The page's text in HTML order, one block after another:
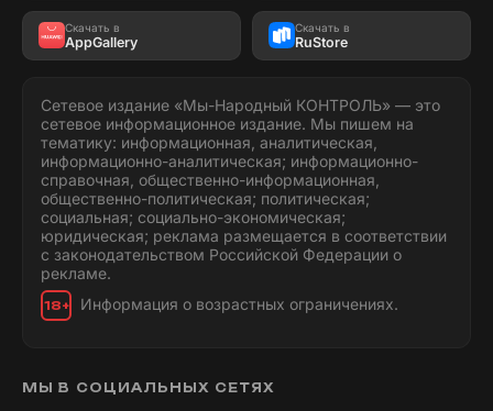
Скачать в
AppGallery
Скачать в
RuStore
Сетевое издание «Мы-Народный КОНТРОЛЬ» — это
сетевое информационное издание. Мы пишем на
тематику: информационная, аналитическая,
информационно-аналитическая; информационно-
справочная, общественно-информационная,
общественно-политическая; политическая;
социальная; социально-экономическая;
юридическая; реклама размещается в соответствии
с законодательством Российской Федерации о
рекламе.
18+ Информация о возрастных ограничениях.
МЫ В СОЦИАЛЬНЫХ СЕТЯХ